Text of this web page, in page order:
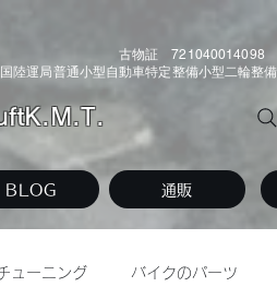
古物証 721040014098
陸運局普通小型自動車特定整備小型二輪
BLOG 通販
ューニング バイクのパーツ